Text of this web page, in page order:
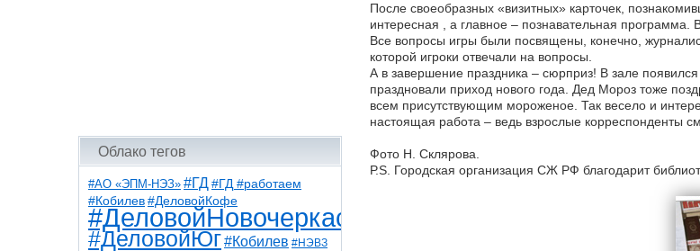
Облако тегов
#АО «ЭПМ-НЭЗ» #ГД #ГД #работаем
#Кобилев #ДеловойКофе
#ДеловойНовочеркасск
#ДеловойЮг#Кобилев #НЭВЗ
После своеобразных «визитных» карточек,
интересная , а главное – познавательная
Все вопросы игры были посвящены, конечно,
которой игроки отвечали на вопросы.
А в завершение праздника – сюрприз! В зале
праздновали приход нового года. Дед Мороз тоже
всем присутствующим мороженое. Так весело и
настоящая работа – ведь взрослые корреспонденты
Фото Н. Склярова.
Р.S. Городская организация СЖ РФ благодарит